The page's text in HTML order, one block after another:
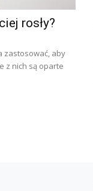
rosły?
zastosować, aby
z nich są oparte